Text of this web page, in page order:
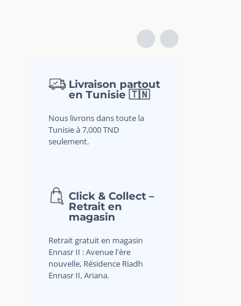
Livraison partout
en Tunisie 🇹🇳
Nous livrons dans toute la
Tunisie à 7,000 TND
seulement.
Click & Collect –
Retrait en
magasin
Retrait gratuit en magasin
Ennasr II : Avenue l'ère
nouvelle, Résidence Riadh
Ennasr II, Ariana.